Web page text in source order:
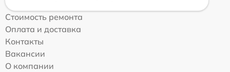
Стоимость ремонта
Оплата и доставка
Контакты
Вакансии
О компании